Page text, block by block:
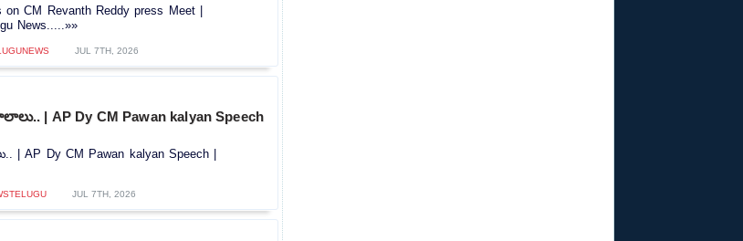
CM Revanth Reddy press Meet |
News.....»»
JUL 7TH, 2026
| AP Dy CM Pawan kalyan Speech
AP Dy CM Pawan kalyan Speech |
JUL 7TH, 2026